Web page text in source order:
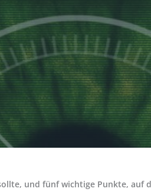
und fünf wichtige Punkte, auf